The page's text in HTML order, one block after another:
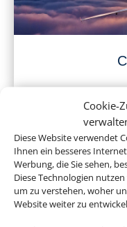
Cookie-
Diese Website verwendet
Ihnen ein besseres
Werbung, die Sie sehen,
Diese Technologien
um zu verstehen, woher
Website weiter zu